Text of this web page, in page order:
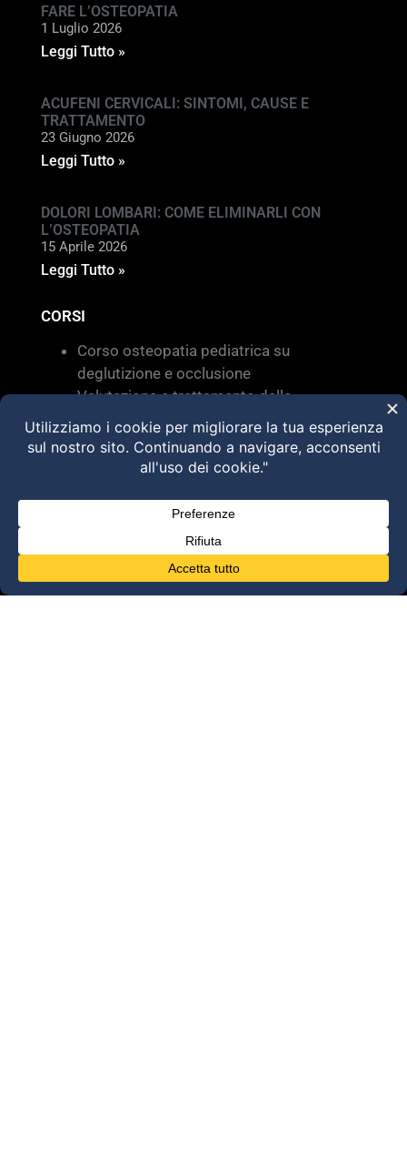
FARE L’OSTEOPATIA
1 Luglio 2026
Leggi Tutto »
ACUFENI CERVICALI: SINTOMI, CAUSE E
TRATTAMENTO
23 Giugno 2026
Leggi Tutto »
DOLORI LOMBARI: COME ELIMINARLI CON
L’OSTEOPATIA
15 Aprile 2026
Leggi Tutto »
CORSI
Corso osteopatia pediatrica su
deglutizione e occlusione
Valutazione e trattamento delle
disfunzioni dei sistemi di movimento –
Torino 28 MARZO 2026
HVLA – Moduli Clinici – 2026
@2025 Dott. Alessandro Carollo – All rights